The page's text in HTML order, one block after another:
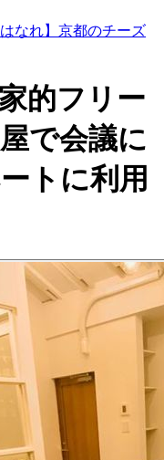
なれ】京都のチーズ
的フリー
で会議に
トに利用